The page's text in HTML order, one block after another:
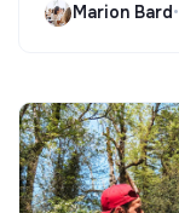
Marion Bard•